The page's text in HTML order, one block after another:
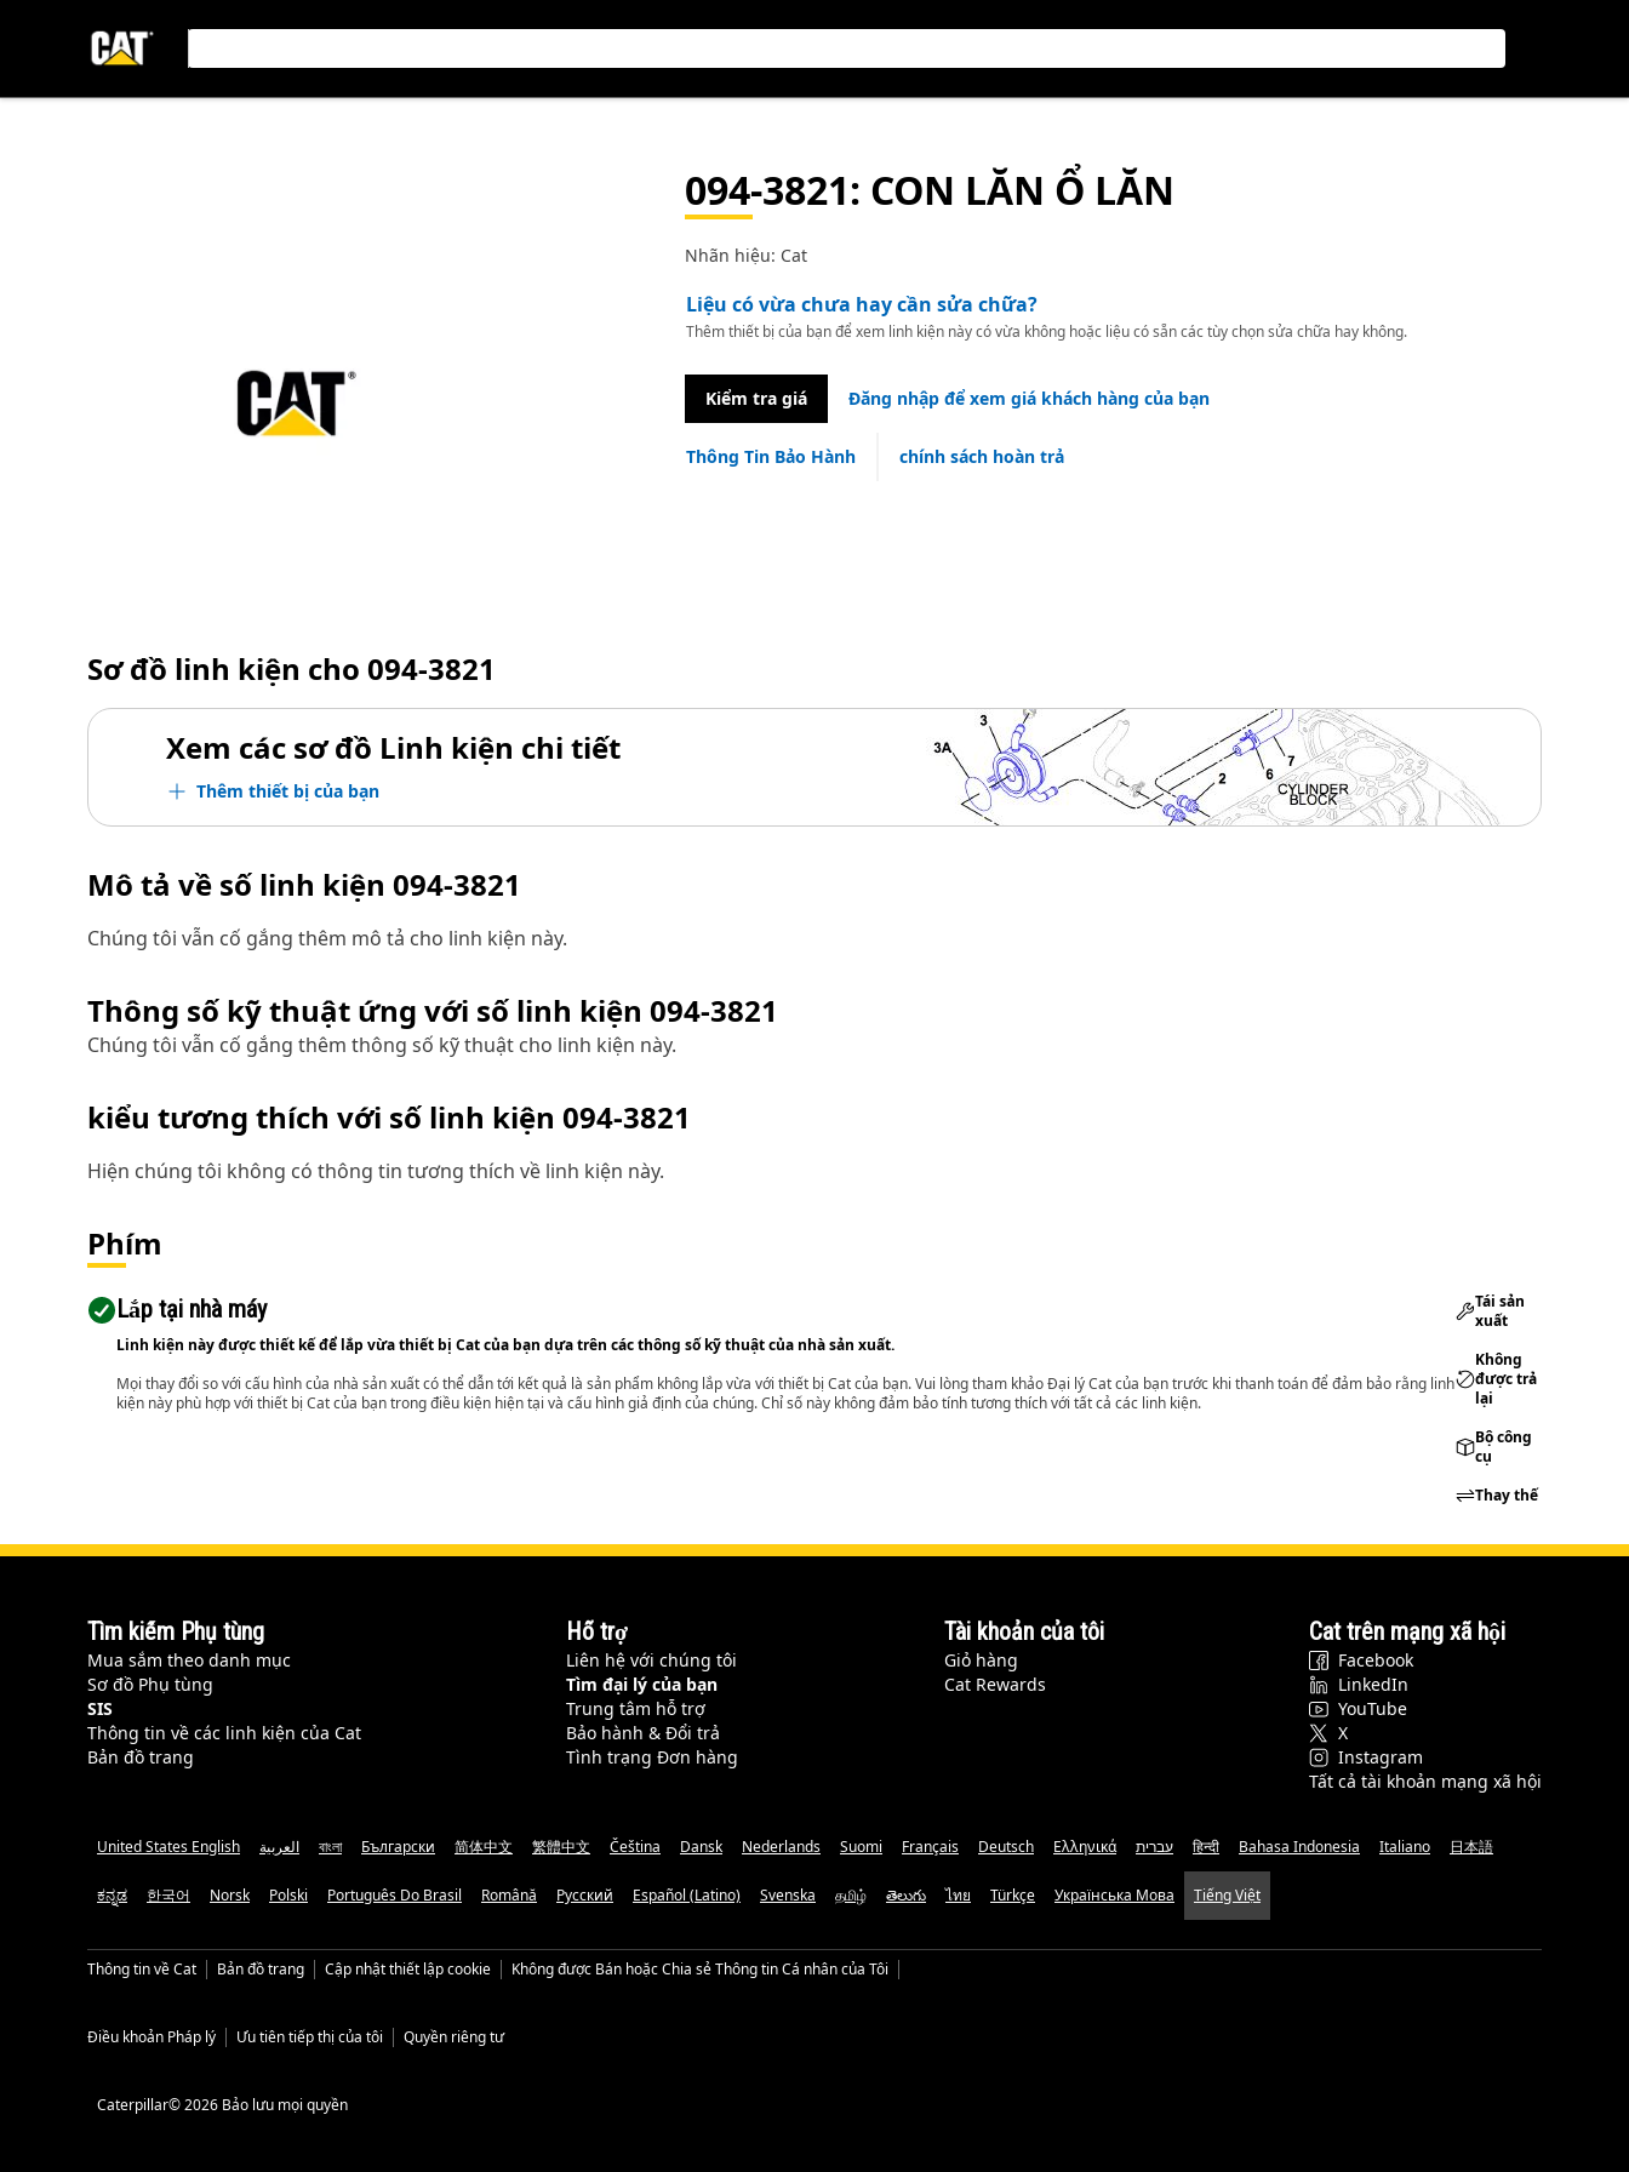
094-3821: CON LĂN Ổ LĂN
Nhãn hiệu: Cat
Liệu có vừa chưa hay cần sửa chữa?
Thêm thiết bị của bạn để xem linh kiện này có vừa không hoặc liệu có sẵn các tùy chọn sửa chữa hay không.
Kiểm tra giá Đăng nhập để xem giá khách hàng của bạn
Thông Tin Bảo Hành chính sách hoàn trả
Sơ đồ linh kiện cho 094-3821
Xem các sơ đồ Linh kiện chi tiết
Thêm thiết bị của bạn
Mô tả về số linh kiện 094-3821
Chúng tôi vẫn cố gắng thêm mô tả cho linh kiện này.
Thông số kỹ thuật ứng với số linh kiện 094-3821
Chúng tôi vẫn cố gắng thêm thông số kỹ thuật cho linh kiện này.
kiểu tương thích với số linh kiện 094-3821
Hiện chúng tôi không có thông tin tương thích về linh kiện này.
Phím
Lắp tại nhà máy
Linh kiện này được thiết kế để lắp vừa thiết bị Cat của bạn dựa trên các thông số kỹ thuật của nhà sản xuất.
Mọi thay đổi so với cấu hình của nhà sản xuất có thể dẫn tới kết quả là sản phẩm không lắp vừa với thiết bị Cat của bạn. Vui lòng tham khảo Đại lý Cat của bạn trước khi thanh toán để đảm bảo rằng linh
kiện này phù hợp với thiết bị Cat của bạn trong điều kiện hiện tại và cấu hình giả định của chúng. Chỉ số này không đảm bảo tính tương thích với tất cả các linh kiện.
Tái sản
xuất
Không
được trả
lại
Bộ công
cụ
Thay thế
Tìm kiếm Phụ tùng
Mua sắm theo danh mục
Sơ đồ Phụ tùng
SIS
Thông tin về các linh kiện của Cat
Bản đồ trang
Hỗ trợ
Liên hệ với chúng tôi
Tìm đại lý của bạn
Trung tâm hỗ trợ
Bảo hành & Đổi trả
Tình trạng Đơn hàng
Tài khoản của tôi
Giỏ hàng
Cat Rewards
Cat trên mạng xã hội
Facebook
LinkedIn
YouTube
X
Instagram
Tất cả tài khoản mạng xã hội
United States English العربية বাংলা Български 简体中文 繁體中文 Čeština Dansk Nederlands Suomi Français Deutsch Ελληνικά עברית हिन्दी Bahasa Indonesia Italiano 日本語
ಕನ್ನಡ 한국어 Norsk Polski Português Do Brasil Română Русский Español (Latino) Svenska தமிழ் తెలుగు ไทย Türkçe Українська Мова Tiếng Việt
Thông tin về Cat Bản đồ trang Cập nhật thiết lập cookie Không được Bán hoặc Chia sẻ Thông tin Cá nhân của Tôi
Điều khoản Pháp lý Ưu tiên tiếp thị của tôi Quyền riêng tư
Caterpillar© 2026 Bảo lưu mọi quyền